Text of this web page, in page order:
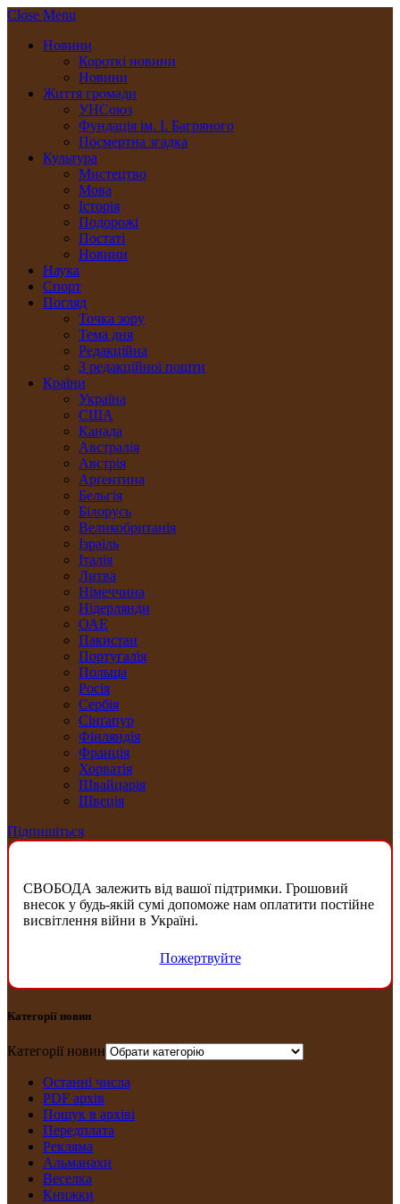
Close Menu
Новини
Короткі новини
Новини
Життя громади
УНСоюз
Фундація ім. І. Багряного
Посмертна згадка
Культура
Мистецтво
Мова
Історія
Подорожі
Постаті
Новини
Наука
Спорт
Погляд
Точка зору
Тема дня
Редакційна
З редакційної пошти
Країни
Україна
США
Канада
Австралія
Австрія
Арґентина
Бельгія
Білорусь
Великобританія
Ізраїль
Італія
Литва
Німеччина
Нідерлянди
ОАЕ
Пакистан
Португалія
Польща
Росія
Сербія
Сінґапур
Фінляндія
Франція
Хорватія
Швайцарія
Швеція
Підпишіться
СВОБОДА залежить від вашої підтримки. Грошовий
внесок у будь-якій сумі допоможе нам оплатити постійне
висвітлення війни в Україні.
Пожертвуйте
Категорії новин
Категорії новин
Останні числа
PDF архів
Пошук в архіві
Передплата
Рекляма
Альманахи
Веселка
Книжки